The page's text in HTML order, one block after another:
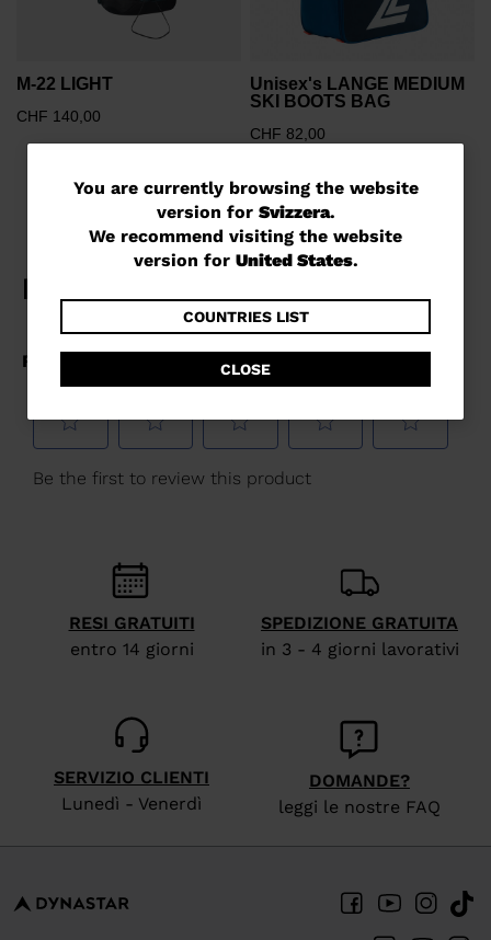
You
are
currently
website
version
for
Svizzera.
We
website
version
United
States.
You are currently browsing the website
version for Svizzera.
We recommend visiting the website
version for United States.
COUNTRIES LIST
CLOSE
M-22 LIGHT
CHF 140,00
Unisex's LANGE MEDIUM
SKI BOOTS BAG
CHF 82,00
RESI GRATUITI
entro 14 giorni
SPEDIZIONE GRATUITA
in 3 - 4 giorni lavorativi
SERVIZIO CLIENTI
Lunedì - Venerdì
DOMANDE?
leggi le nostre FAQ